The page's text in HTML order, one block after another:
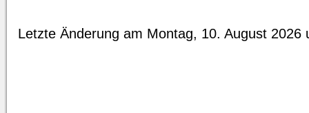
Letzte Änderung am Montag, 10. August 2026